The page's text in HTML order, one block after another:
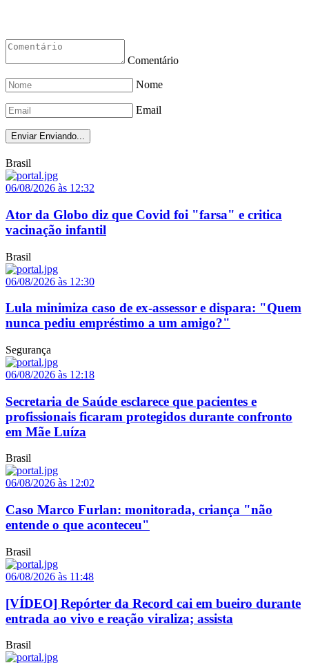
Comentário
Nome
Email
Enviar Enviando...
Brasil
06/08/2026 às 12:32
Ator da Globo diz que Covid foi "farsa" e critica
vacinação infantil
Brasil
06/08/2026 às 12:30
Lula minimiza caso de ex-assessor e dispara: "Quem
nunca pediu empréstimo a um amigo?"
Segurança
06/08/2026 às 12:18
Secretaria de Saúde esclarece que pacientes e
profissionais ficaram protegidos durante confronto
em Mãe Luíza
Brasil
06/08/2026 às 12:02
Caso Marco Furlan: monitorada, criança "não
entende o que aconteceu"
Brasil
06/08/2026 às 11:48
[VÍDEO] Repórter da Record cai em bueiro durante
entrada ao vivo e reação viraliza; assista
Brasil